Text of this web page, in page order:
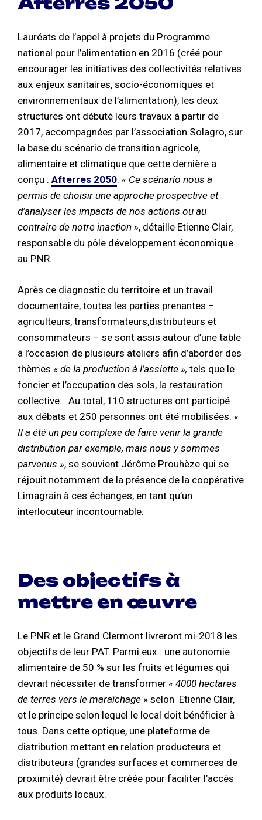
Lauréats de l’appel à projets du Programme
national pour l’alimentation en 2016 (créé pour
encourager les initiatives des collectivités relatives
aux enjeux sanitaires, socio-économiques et
environnementaux de l’alimentation), les deux
structures ont débuté leurs travaux à partir de
2017, accompagnées par l’association Solagro, sur
la base du scénario de transition agricole,
alimentaire et climatique que cette dernière a
conçu : Afterres 2050. « Ce scénario nous a
permis de choisir une approche prospective et
d’analyser les impacts de nos actions ou au
contraire de notre inaction », détaille Etienne Clair,
responsable du pôle développement économique
au PNR.
Après ce diagnostic du territoire et un travail
documentaire, toutes les parties prenantes –
agriculteurs, transformateurs,distributeurs et
consommateurs – se sont assis autour d’une table
à l’occasion de plusieurs ateliers afin d’aborder des
thèmes « de la production à l’assiette », tels que le
foncier et l’occupation des sols, la restauration
collective… Au total, 110 structures ont participé
aux débats et 250 personnes ont été mobilisées. «
Il a été un peu complexe de faire venir la grande
distribution par exemple, mais nous y sommes
parvenus », se souvient Jérôme Prouhèze qui se
réjouit notamment de la présence de la coopérative
Limagrain à ces échanges, en tant qu’un
interlocuteur incontournable.
Des objectifs à
mettre en œuvre
Le PNR et le Grand Clermont livreront mi-2018 les
objectifs de leur PAT. Parmi eux : une autonomie
alimentaire de 50 % sur les fruits et légumes qui
devrait nécessiter de transformer « 4000 hectares
de terres vers le maraîchage » selon Etienne Clair,
et le principe selon lequel le local doit bénéficier à
tous. Dans cette optique, une plateforme de
distribution mettant en relation producteurs et
distributeurs (grandes surfaces et commerces de
proximité) devrait être créée pour faciliter l’accès
aux produits locaux.